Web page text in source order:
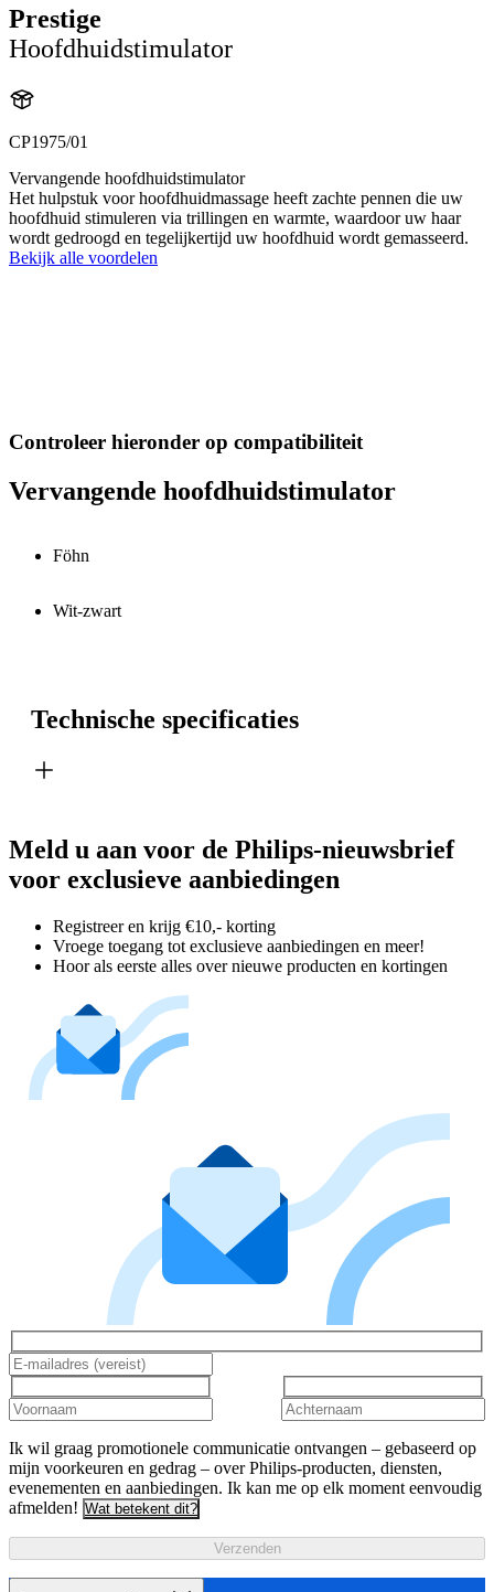
Prestige
Hoofdhuidstimulator
CP1975/01
Vervangende hoofdhuidstimulator
Het hulpstuk voor hoofdhuidmassage heeft zachte pennen die uw
hoofdhuid stimuleren via trillingen en warmte, waardoor uw haar
wordt gedroogd en tegelijkertijd uw hoofdhuid wordt gemasseerd.
Bekijk alle voordelen
Controleer hieronder op compatibiliteit
Vervangende hoofdhuidstimulator
Föhn
Wit-zwart
Technische specificaties
Meld u aan voor de Philips-nieuwsbrief
voor exclusieve aanbiedingen
Registreer en krijg €10,- korting
Vroege toegang tot exclusieve aanbiedingen en meer!
Hoor als eerste alles over nieuwe producten en kortingen
Ik wil graag promotionele communicatie ontvangen – gebaseerd op
mijn voorkeuren en gedrag – over Philips-producten, diensten,
evenementen en aanbiedingen. Ik kan me op elk moment eenvoudig
afmelden! Wat betekent dit?
Verzenden